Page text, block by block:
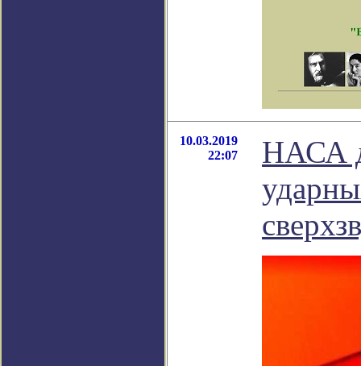
10.03.2019
22:07
НАСА